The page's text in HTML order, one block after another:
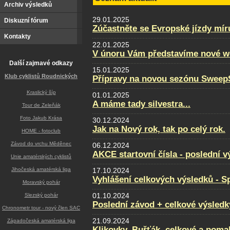
Archiv výsledků
Diskuzní fórum
Kontakty
Další zajmavé odkazy
Klub cyklistů Roudnických
Kraslický šíp
Tour de Zeleňák
Foto Jakub Krása
HOME - fotoclub
Závod do vrchu Měděnec
Unie amatérských cyklistů
Jihočeská amatérská liga
Moravský pohár
Slezský pohár
Chronometr tour - nový člen SAC
Západočeská amatérská liga
29.01.2025
Zúčastněte se Evropské jízdy
22.01.2025
V únoru Vám představíme nové
15.01.2025
Přípravy na novou sezónu
01.01.2025
A máme tady silvestra...
30.12.2024
Jak na Nový rok, tak po celý rok.
06.12.2024
AKCE startovní čísla - poslední
17.10.2024
Vyhlášení celkových výsledků -
01.10.2024
Poslední závod + celkové
21.09.2024